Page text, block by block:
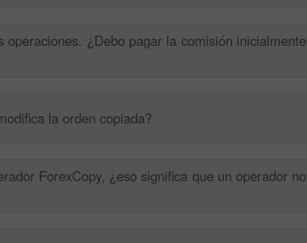
¿Debo pagar la comisión inicialmente
la orden copiada?
ForexCopy, ¿eso significa que un operador no
Depósito Afortunado